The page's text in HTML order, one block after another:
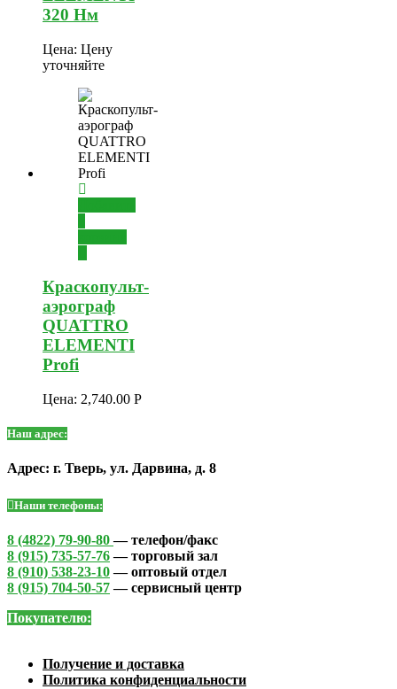
320 Нм
Цена: Цену
уточняйте
Краскопульт-
аэрограф
QUATTRO
ELEMENTI
Profi
Цена: 2,740.00 Р
Наш адрес:
Адрес: г. Тверь, ул. Дарвина, д. 8
Наши телефоны:
8 (4822) 79-90-80— телефон/факс
8 (915) 735-57-76— торговый зал
8 (910) 538-23-10— оптовый отдел
8 (915) 704-50-57— сервисный центр
Покупателю:
Получение и доставка
Политика конфиденциальности